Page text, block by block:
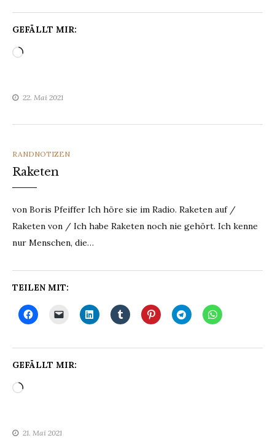
GEFÄLLT MIR:
Wird
22. Mai 2021
CATEGORIES
RANDNOTIZEN
Raketen
von Boris Pfeiffer Ich höre sie im Radio. Raketen auf /
Raketen von / Ich habe Raketen noch nie gehört. Ich kenne
nur Menschen, die…
TEILEN MIT:
GEFÄLLT MIR:
Wird
21. Mai 2021